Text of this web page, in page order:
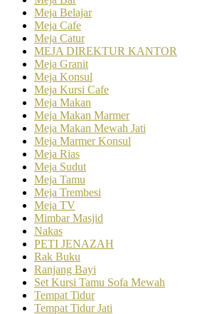
Meja Belajar
Meja Cafe
Meja Catur
MEJA DIREKTUR KANTOR
Meja Granit
Meja Konsul
Meja Kursi Cafe
Meja Makan
Meja Makan Marmer
Meja Makan Mewah Jati
Meja Marmer Konsul
Meja Rias
Meja Sudut
Meja Tamu
Meja Trembesi
Meja TV
Mimbar Masjid
Nakas
PETI JENAZAH
Rak Buku
Ranjang Bayi
Set Kursi Tamu Sofa Mewah
Tempat Tidur
Tempat Tidur Jati